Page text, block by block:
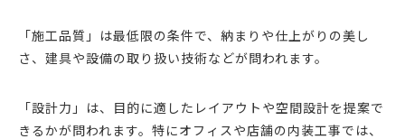
「施工品質」は最低限の条件で、納まりや仕上がりの美し
さ、建具や設備の取り扱い技術などが問われます。
「設計力」は、目的に適したレイアウトや空間設計を提案で
きるかが問われます。特にオフィスや店舗の内装工事では、